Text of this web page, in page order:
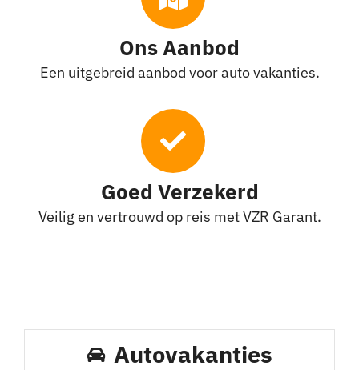
Ons Aanbod
Een uitgebreid aanbod voor auto vakanties.
Goed Verzekerd
Veilig en vertrouwd op reis met VZR Garant.
Autovakanties